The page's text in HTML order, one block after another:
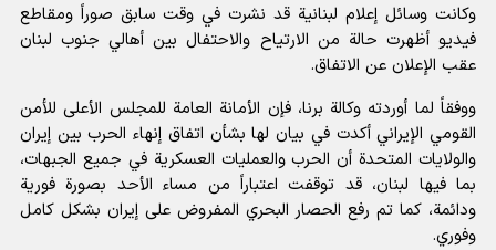
وكانت وسائل إعلام لبنانية قد نشرت في وقت سابق صوراً ومقاطع
فيديو أظهرت حالة من الارتياح والاحتفال بين أهالي جنوب لبنان
عقب الإعلان عن الاتفاق.
ووفقاً لما أوردته وكالة برنا، فإن الأمانة العامة للمجلس الأعلى للأمن
القومي الإيراني أكدت في بيان لها بشأن اتفاق إنهاء الحرب بين إيران
والولايات المتحدة أن الحرب والعمليات العسكرية في جميع الجبهات،
بما فيها لبنان، قد توقفت اعتباراً من مساء الأحد بصورة فورية
ودائمة، كما تم رفع الحصار البحري المفروض على إيران بشكل كامل
وفوري.